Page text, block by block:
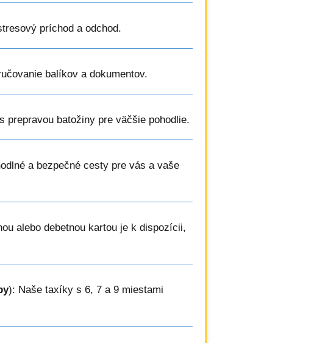
príchod a odchod.
balíkov a dokumentov.
prepravou batožiny pre väčšie pohodlie.
a bezpečné cesty pre vás a vaše
alebo debetnou kartou je k dispozícii,
): Naše taxíky s 6, 7 a 9 miestami